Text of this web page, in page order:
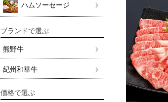
ハムソーセージ
ブランドで選ぶ
熊野牛
紀州和華牛
価格で選ぶ